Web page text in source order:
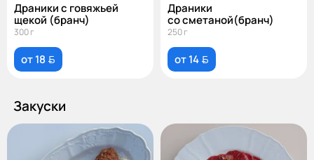
Драники с говяжьей
щекой (бранч)
300 г
от 18 
Драники
со сметаной(бранч)
250 г
от 14 
Закуски